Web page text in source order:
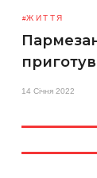
ЖИТТЯ
14 Січня 2022